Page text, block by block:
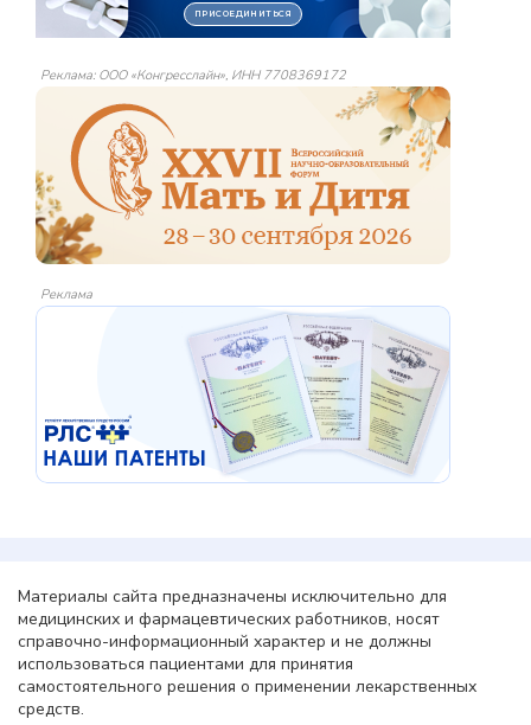
Реклама: ООО «Конгресслайн», ИНН 7708369172
Реклама
Материалы сайта предназначены исключительно для
медицинских и фармацевтических работников, носят
справочно-информационный характер и не должны
использоваться пациентами для принятия
самостоятельного решения о применении лекарственных
средств.